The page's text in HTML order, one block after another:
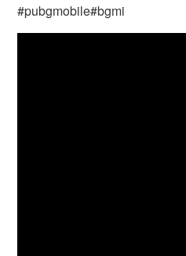
#pubgmobile#bgmi